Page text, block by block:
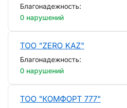
Благонадежность:
0 нарушений
ТОО "ZERO KAZ"
Благонадежность:
0 нарушений
ТОО "КОМФОРТ 777"